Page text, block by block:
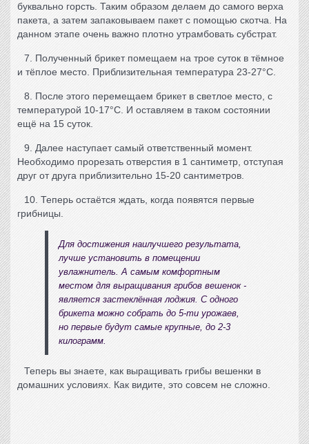
буквально горсть. Таким образом делаем до самого верха
пакета, а затем запаковываем пакет с помощью скотча. На
данном этапе очень важно плотно утрамбовать субстрат.
7. Полученный брикет помещаем на трое суток в тёмное
и тёплое место. Приблизительная температура 23-27°С.
8. После этого перемещаем брикет в светлое место, с
температурой 10-17°С. И оставляем в таком состоянии
ещё на 15 суток.
9. Далее наступает самый ответственный момент.
Необходимо прорезать отверстия в 1 сантиметр, отступая
друг от друга приблизительно 15-20 сантиметров.
10. Теперь остаётся ждать, когда появятся первые
грибницы.
Для достижения наилучшего результата,
лучше установить в помещении
увлажнитель. А самым комфортным
местом для выращивания грибов вешенок-
является застеклённая лоджия. С одного
брикета можно собрать до 5-ти урожаев,
но первые будут самые крупные, до 2-3
килограмм.
Теперь вы знаете, как выращивать грибы вешенки в
домашних условиях . Как видите, это совсем не сложно.